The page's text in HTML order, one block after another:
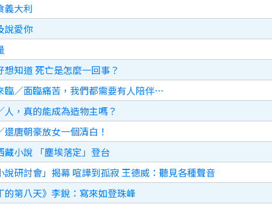
義大利
說愛你
想知道 死亡是怎麼一回事？
臨／面臨痛苦，我們都需要有人陪伴…
人，真的能成為造物主嗎？
還唐朝豪放女一個清白！
藏小說 「塵埃落定」登台
說研討會」揭幕 喧譁到孤寂 王德威：聽見各種聲音
的第八天》李銳：寫來如登珠峰